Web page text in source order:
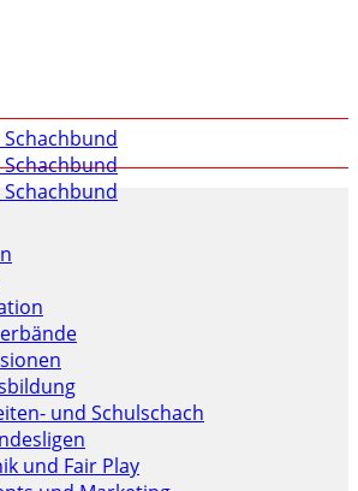
und Schulschach
und Fair Play